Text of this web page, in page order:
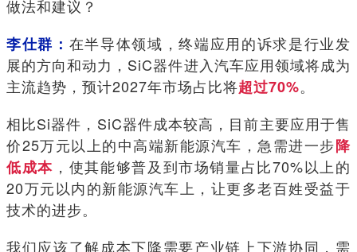
做法和建议？
李仕群： 在半导体领域，终端应用的诉求是行业发
展的方向和动力，SiC器件进入汽车应用领域将成为
主流趋势，预计2027年市场占比将超过70%。
相比Si器件，SiC器件成本较高，目前主要应用于售
价25万元以上的中高端新能源汽车，急需进一步降
低成本 ，使其能够普及到市场销量占比70%以上的
20万元以内的新能源汽车上，让更多老百姓受益于
技术的进步。
我们应该了解成本下降需要产业链上下游协同，需